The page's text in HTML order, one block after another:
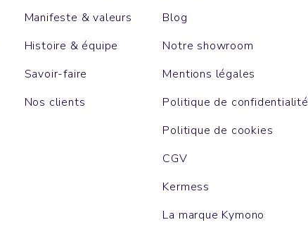
Manifeste & valeurs
Histoire & équipe
Savoir-faire
Nos clients
Blog
Notre showroom
Mentions légales
Politique de confidentialité
Politique de cookies
CGV
Kermess
La marque Kymono